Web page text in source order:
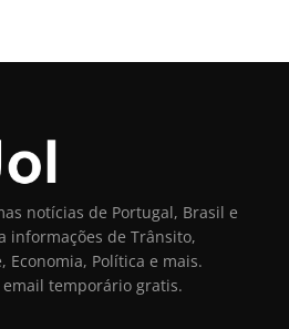
notícias de Portugal, Brasil e
informações de Trânsito,
Economia, Política e mais.
temporário gratis.